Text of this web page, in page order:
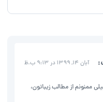
آبان 14, 1399 در 9:13 ب.ظ
ممنونم از مطالب زیباتون،